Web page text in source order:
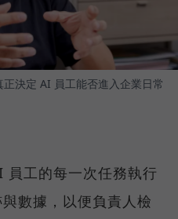
決定 AI 員工能否進入企業日常
員工的每一次任務執行
數據，以便負責人檢